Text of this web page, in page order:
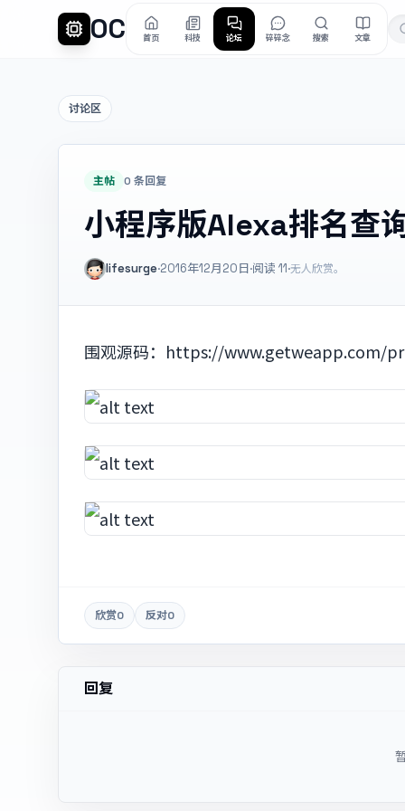
OC 首页 科技 论坛 碎碎念 搜索 文章
讨论区
主帖 0 条回复
小程序版Alexa排名查
lifesurge·2016年12月20日·阅读 11·无人欣赏。
围观源码：https://www.getweapp.com/
欣赏0 反对0
回复